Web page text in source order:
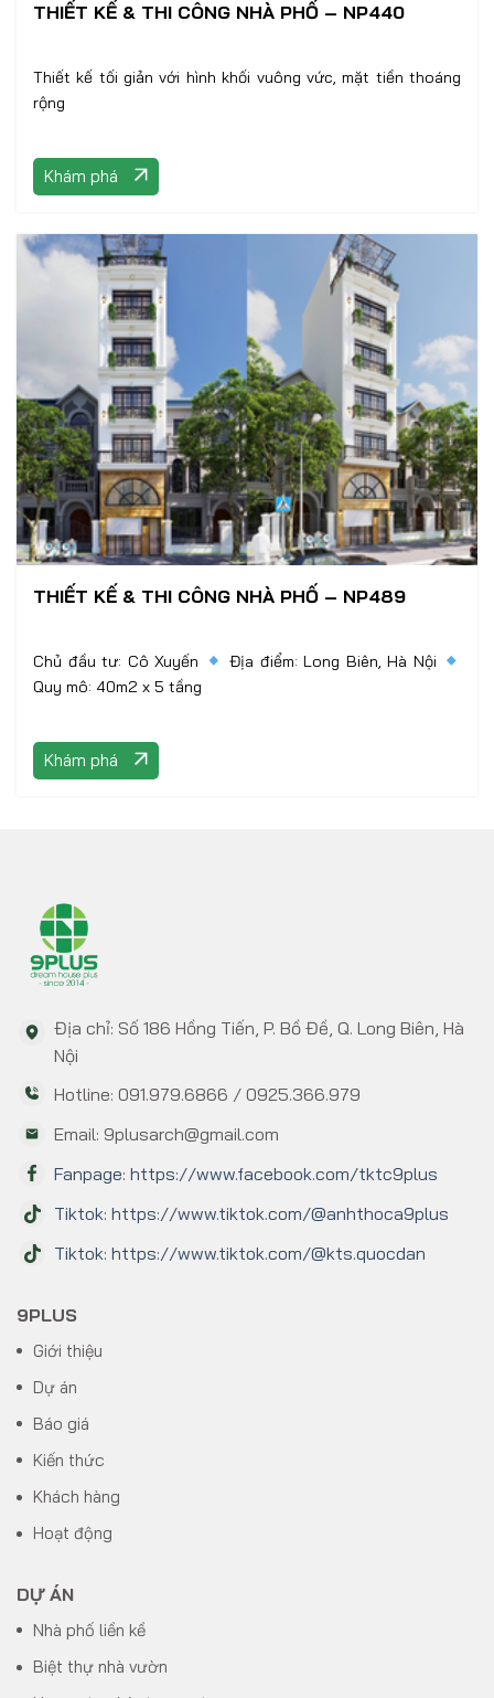
THIẾT KẾ & THI CÔNG NHÀ PHỐ – NP440
Thiết kế tối giản với hình khối vuông vức, mặt tiền thoáng
rộng
Khám phá
THIẾT KẾ & THI CÔNG NHÀ PHỐ – NP489
Chủ đầu tư: Cô Xuyến
Địa điểm: Long Biên, Hà Nội
Quy mô: 40m2 x 5 tầng
Khám phá
Địa chỉ: Số 186 Hồng Tiến, P. Bồ Đề, Q. Long Biên, Hà
Nội
Hotline: 091.979.6866 / 0925.366.979
Email: 9plusarch@gmail.com
Fanpage: https://www.facebook.com/tktc9plus
Tiktok: https://www.tiktok.com/@anhthoca9plus
Tiktok: https://www.tiktok.com/@kts.quocdan
9PLUS
Giới thiệu
Dự án
Báo giá
Kiến thức
Khách hàng
Hoạt động
DỰ ÁN
Nhà phố liền kề
Biệt thự nhà vườn